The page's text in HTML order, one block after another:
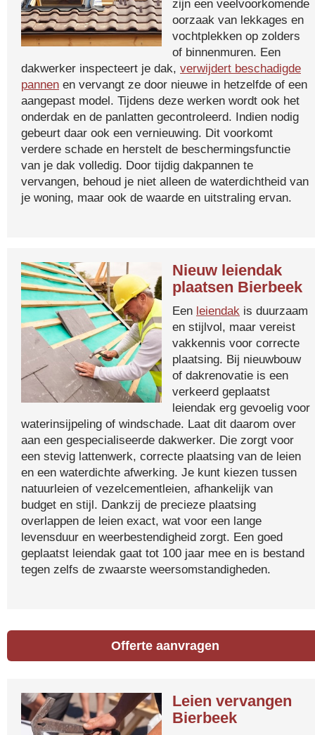
zijn een veelvoorkomende
oorzaak van lekkages en
vochtplekken op zolders
of binnenmuren. Een
dakwerker inspecteert je dak, verwijdert beschadigde
pannen en vervangt ze door nieuwe in hetzelfde of een
aangepast model. Tijdens deze werken wordt ook het
onderdak en de panlatten gecontroleerd. Indien nodig
gebeurt daar ook een vernieuwing. Dit voorkomt
verdere schade en herstelt de beschermingsfunctie
van je dak volledig. Door tijdig dakpannen te
vervangen, behoud je niet alleen de waterdichtheid van
je woning, maar ook de waarde en uitstraling ervan.
Nieuw leiendak
plaatsen Bierbeek
Een leiendak is duurzaam
en stijlvol, maar vereist
vakkennis voor correcte
plaatsing. Bij nieuwbouw
of dakrenovatie is een
verkeerd geplaatst
leiendak erg gevoelig voor
waterinsijpeling of windschade. Laat dit daarom over
aan een gespecialiseerde dakwerker. Die zorgt voor
een stevig lattenwerk, correcte plaatsing van de leien
en een waterdichte afwerking. Je kunt kiezen tussen
natuurleien of vezelcementleien, afhankelijk van
budget en stijl. Dankzij de precieze plaatsing
overlappen de leien exact, wat voor een lange
levensduur en weerbestendigheid zorgt. Een goed
geplaatst leiendak gaat tot 100 jaar mee en is bestand
tegen zelfs de zwaarste weersomstandigheden.
Offerte aanvragen
Leien vervangen
Bierbeek